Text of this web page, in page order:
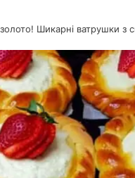
Шикарні ватрушки з